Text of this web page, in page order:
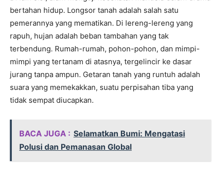
bertahan hidup. Longsor tanah adalah salah satu
pemerannya yang mematikan. Di lereng-lereng yang
rapuh, hujan adalah beban tambahan yang tak
terbendung. Rumah-rumah, pohon-pohon, dan mimpi-
mimpi yang tertanam di atasnya, tergelincir ke dasar
jurang tanpa ampun. Getaran tanah yang runtuh adalah
suara yang memekakkan, suatu perpisahan tiba yang
tidak sempat diucapkan.
BACA JUGA : Selamatkan Bumi: Mengatasi
Polusi dan Pemanasan Global